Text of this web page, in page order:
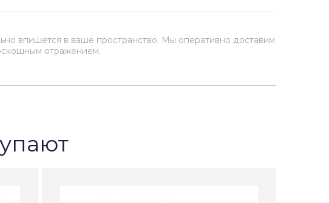
впишется в ваше пространство. Мы оперативно доставим
отражением.